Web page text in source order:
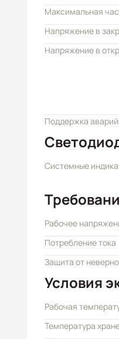
Максимальная
Напряжение в
Напряжение в
Поддержка
Системные
Рабочее
Потребление тока
Защита от
Условия
Рабочая
Температура